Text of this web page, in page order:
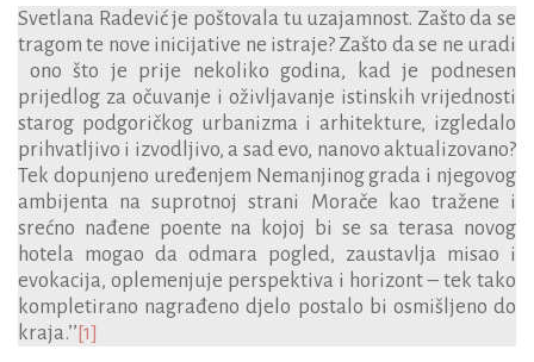
Svetlana Radević je poštovala tu uzajamnost. Zašto da se
tragom te nove inicijative ne istraje? Zašto da se ne uradi
ono što je prije nekoliko godina, kad je podnesen
prijedlog za očuvanje i oživljavanje istinskih vrijednosti
starog podgoričkog urbanizma i arhitekture, izgledalo
prihvatljivo i izvodljivo, a sad evo, nanovo aktualizovano?
Tek dopunjeno uređenjem Nemanjinog grada i njegovog
ambijenta na suprotnoj strani Morače kao tražene i
srećno nađene poente na kojoj bi se sa terasa novog
hotela mogao da odmara pogled, zaustavlja misao i
evokacija, oplemenjuje perspektiva i horizont – tek tako
kompletirano nagrađeno djelo postalo bi osmišljeno do
kraja.’’[1]